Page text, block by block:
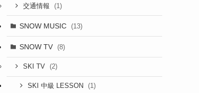
交通情報 (1)
SNOW MUSIC (13)
SNOW TV (8)
SKI TV (2)
SKI 中級 LESSON (1)